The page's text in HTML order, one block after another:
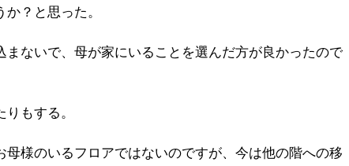
？と思った。
まないで、母が家にいることを選んだ方が良かったので
もする。
様のいるフロアではないのですが、今は他の階への移